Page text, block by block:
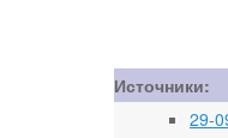
Источники:
29-